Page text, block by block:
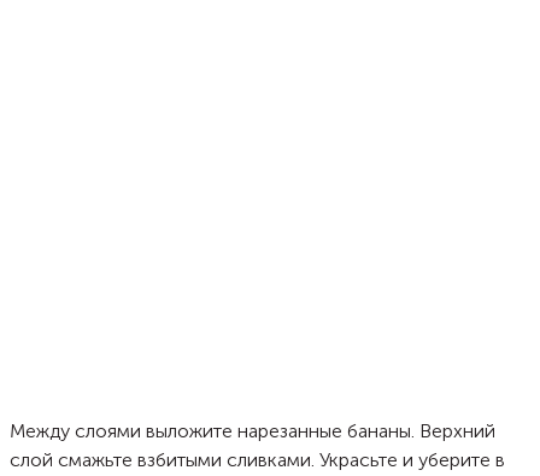
Между слоями выложите нарезанные бананы. Верхний
слой смажьте взбитыми сливками. Украсьте и уберите в